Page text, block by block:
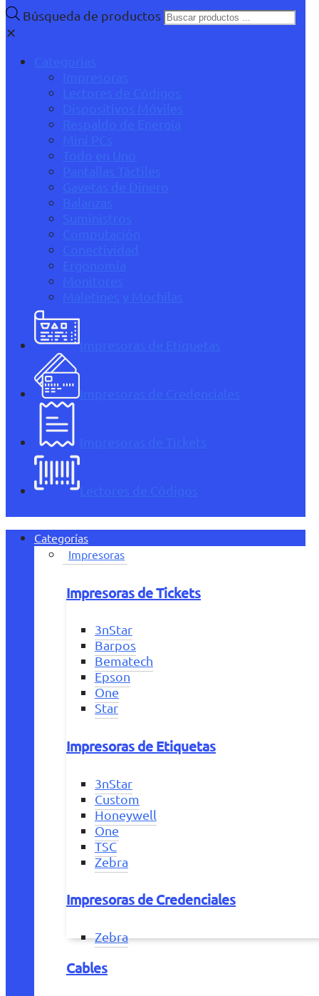
Búsqueda de productos
✕
Categorías
Impresoras
Lectores de Códigos
Dispositivos Móviles
Respaldo de Energía
Mini PCs
Todo en Uno
Pantallas Táctiles
Gavetas de Dinero
Balanzas
Suministros
Computación
Conectividad
Ergonomía
Monitores
Maletines y Mochilas
Impresoras de Etiquetas
Impresoras de Credenciales
Impresoras de Tickets
Lectores de Códigos
Categorías
Impresoras
Impresoras de Tickets
3nStar
Barpos
Bematech
Epson
One
Star
Impresoras de Etiquetas
3nStar
Custom
Honeywell
One
TSC
Zebra
Impresoras de Credenciales
Zebra
Cables